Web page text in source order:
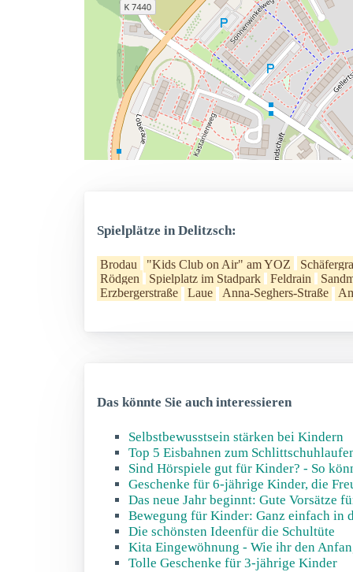
Spielplätze in Delitzsch:
Brodau "Kids Club on Air" am YOZ
Rödgen
Spielplatz im Stadpark Feldrain
Erzbergerstraße
Laue Anna-Seghers-Straße
Das könnte Sie auch interessieren
Selbstbewusstsein stärken bei Kindern
Top 5 Eisbahnen zum
Sind Hörspiele gut für Kinder? - So
Geschenke für 6-jährige Kinder, die
Das neue Jahr beginnt: Gute Vorsätze
Bewegung für Kinder: Ganz einfach in
Die schönsten Ideenfür die Schultüte
Kita Eingewöhnung - Wie ihr den
Tolle Geschenke für 3-jährige Kinder